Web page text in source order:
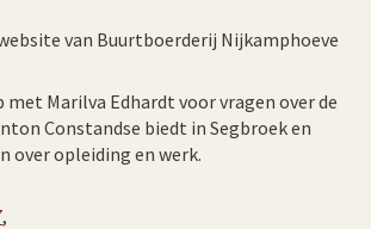
van Buurtboerderij Nijkamphoeve
Marilva Edhardt voor vragen over de
Constandse biedt in Segbroek en
over opleiding en werk.
,